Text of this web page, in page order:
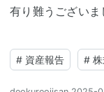
有り難うございま
# 資産報告 #